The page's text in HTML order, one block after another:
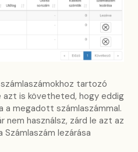
tartozó
is követheted, hogy eddig
a megadott számlaszámmal.
nem használsz, zárd le azt az
Számlaszám lezárása